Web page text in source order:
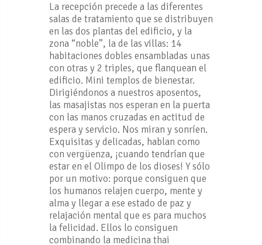
La recepción precede a las diferentes
salas de tratamiento que se distribuyen
en las dos plantas del edificio, y la
zona “noble”, la de las villas: 14
habitaciones dobles ensambladas unas
con otras y 2 triples, que flanquean el
edificio. Mini templos de bienestar.
Dirigiéndonos a nuestros aposentos,
las masajistas nos esperan en la puerta
con las manos cruzadas en actitud de
espera y servicio. Nos miran y sonríen.
Exquisitas y delicadas, hablan como
con vergüenza, ¡cuando tendrían que
estar en el Olimpo de los dioses! Y sólo
por un motivo: porque consiguen que
los humanos relajen cuerpo, mente y
alma y llegar a ese estado de paz y
relajación mental que es para muchos
la felicidad. Ellos lo consiguen
combinando la medicina thai